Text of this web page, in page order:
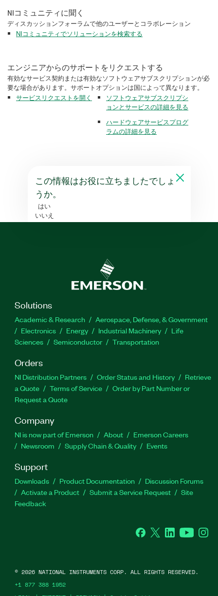
NIコミュニティに聞く
ディスカッションフォーラムで他のユーザーとコラボレーション
NIコミュニティでソリューションを検索する
エンジニアからのサポートをリクエストする
有効なサービス契約または有効なソフトウェアサブスクリプションが必
要な場合があります。サポートオプションは国によって異なります。
サービスリクエストを開く
ソフトウェアサブスクリプシ
ョンとサービスの詳細を見る
ハードウェアサービスプログ
ラムの詳細を見る
この情報はお役に立ちましたでしょ
うか。
はい
いいえ
Solutions
Academic & Research
Aerospace, Defense, & Government
Electronics
Energy Industrial Machinery
Life
Sciences
Semiconductor Transportation
Orders
NI Distribution Partners Order Status and History
Retrieve
a Quote
Terms of Service
Order by Part Number or
Request a Quote
Company
NI is now part of Emerson About
Emerson Careers
Newsroom
Supply Chain & Quality Events
Support
Downloads Product Documentation
Discussion Forums
Activate a Product
Submit a Service Request
Site
Feedback
Facebook
Twitter LinkedInYouTube
© 2026 NATIONAL INSTRUMENTS CORP. ALL RIGHTS RESERVED.
+1 877 388 1952